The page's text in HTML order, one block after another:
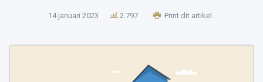
14 januari 2023 2.797 Print dit artikel